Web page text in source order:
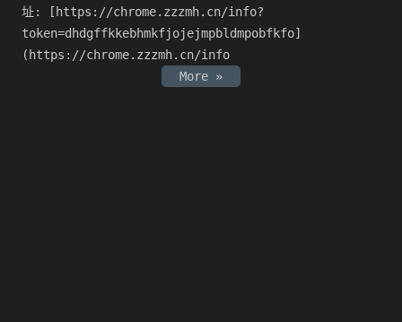
址: [https://chrome.zzzmh.cn/info?
token=dhdgffkkebhmkfjojejmpbldmpobfkfo]
(https://chrome.zzzmh.cn/info
More »